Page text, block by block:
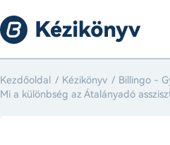
Kezdőoldal Kézikönyv Billingo -
Mi a különbség az Átalányadó